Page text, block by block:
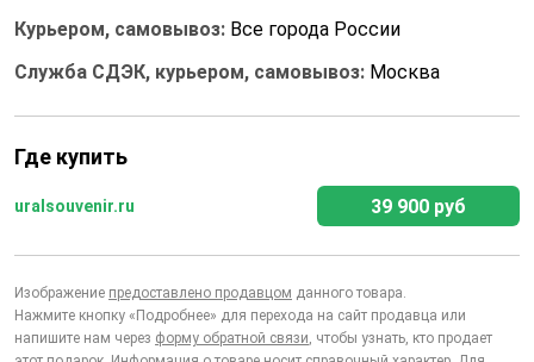
Курьером, самовывоз: Все города России
Служба СДЭК, курьером, самовывоз: Москва
Где купить
uralsouvenir.ru 39 900 руб
Изображение предоставлено продавцом данного товара.
Нажмите кнопку «Подробнее» для перехода на сайт продавца или
напишите нам через форму обратной связи, чтобы узнать, кто продает